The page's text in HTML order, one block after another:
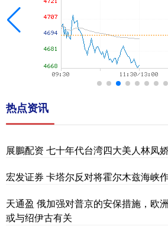
热点资讯
展鵬配资 七十年代台湾四大美人林凤
宏发证券 卡塔尔反对将霍尔木兹海峡
天通盈 俄加强对普京的安保措施，欧
或与绍伊古有关